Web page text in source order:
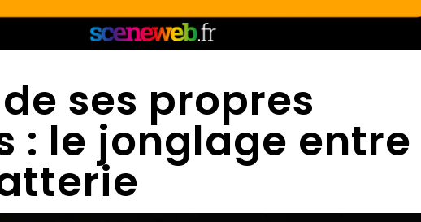
ses propres
: le jonglage entre